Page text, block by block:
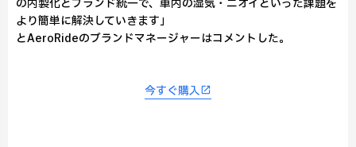
の内製化とブランド統一で、車内の湿気・ニオイといった課題を
より簡単に解決していきます」
とAeroRideのブランドマネージャーはコメントした。
今すぐ購入